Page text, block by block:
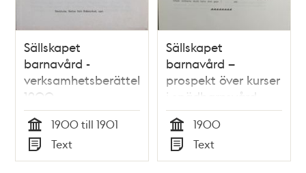
Sällskapet
barnavård -
verksamhetsberättelse
1900
Tid
1900 till 1901
Typ
Text
Sällskapet
barnavård –
prospekt över kurser
i spädbarnsvård
1900
Tid
1900
Typ
Text